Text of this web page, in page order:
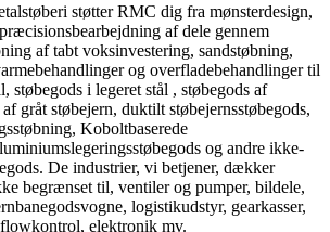
støtter RMC dig fra mønsterdesign,
af dele gennem
af tabt voksinvestering, sandstøbning,
og overfladebehandlinger til
støbegods i legeret stål , støbegods af
gråt støbejern, duktilt støbejernsstøbegods,
Koboltbaserede
og andre ikke-
De industrier, vi betjener, dækker
begrænset til, ventiler og pumper, bildele,
logistikudstyr, gearkasser,
elektronik mv.